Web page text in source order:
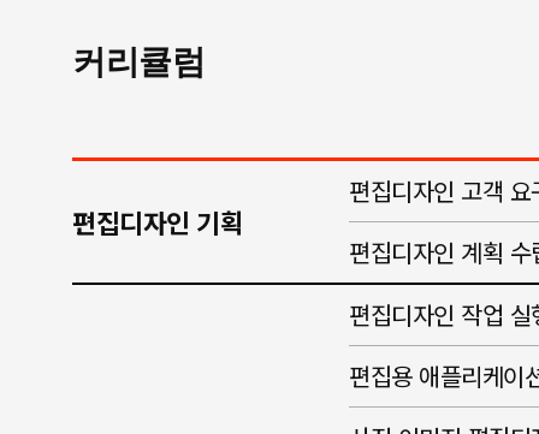
커리큘럼
편집디자인 기획
편집디자인 고객 요
편집디자인 계획 수
편집디자인 작업 실
편집용 애플리케이